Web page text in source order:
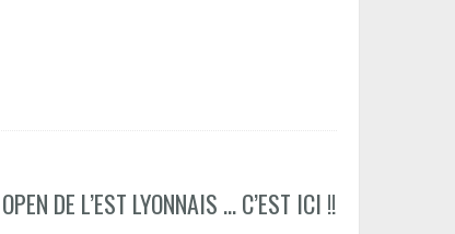
DE L’EST LYONNAIS … C’EST ICI !!